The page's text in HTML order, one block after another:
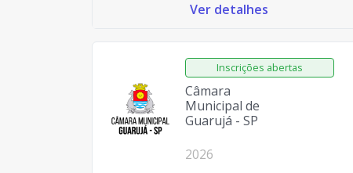
Ver detalhes
Câmara
Municipal de
Guarujá - SP
2026